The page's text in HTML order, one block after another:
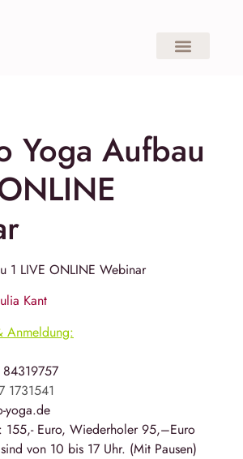
Yoga Aufbau
1 LIVE ONLINE Webinar
Kant
Anmeldung:
1731541
yoga.de
155,- Euro, Wiederholer 95,–Euro
von 10 bis 17 Uhr. (Mit Pausen)